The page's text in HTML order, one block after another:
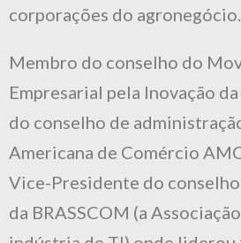
corporações do agronegócio.
Membro do conselho do
Empresarial pela Inovação
do conselho de
Americana de Comércio
Vice-Presidente do
da BRASSCOM (a